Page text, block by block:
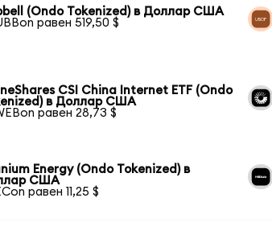
(Ondo Tokenized) в Доллар США
равен 519,50 $
CSI China Internet ETF (Ondo
в Доллар США
равен 28,73 $
Energy (Ondo Tokenized) в
США
равен 11,25 $